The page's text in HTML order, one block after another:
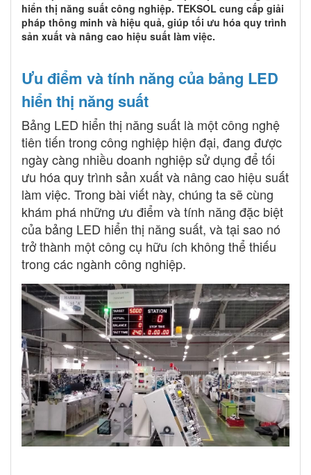
hiển thị năng suất công nghiệp. TEKSOL cung cấp giải
pháp thông minh và hiệu quả, giúp tối ưu hóa quy trình
sản xuất và nâng cao hiệu suất làm việc.
Ưu điểm và tính năng của bảng LED
hiển thị năng suất
Bảng LED hiển thị năng suất là một công nghệ
tiên tiến trong công nghiệp hiện đại, đang được
ngày càng nhiều doanh nghiệp sử dụng để tối
ưu hóa quy trình sản xuất và nâng cao hiệu suất
làm việc. Trong bài viết này, chúng ta sẽ cùng
khám phá những ưu điểm và tính năng đặc biệt
của bảng LED hiển thị năng suất, và tại sao nó
trở thành một công cụ hữu ích không thể thiếu
trong các ngành công nghiệp.